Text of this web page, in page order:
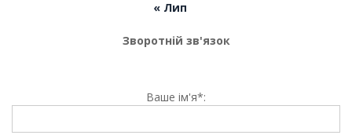
« Лип
Зворотній зв'язок
Ваше ім'я*: